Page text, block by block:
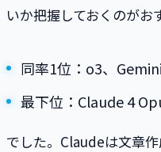
いか把握しておくのがお
同率1位：o3、
最下位：Claude 4
でした。Claudeは文章